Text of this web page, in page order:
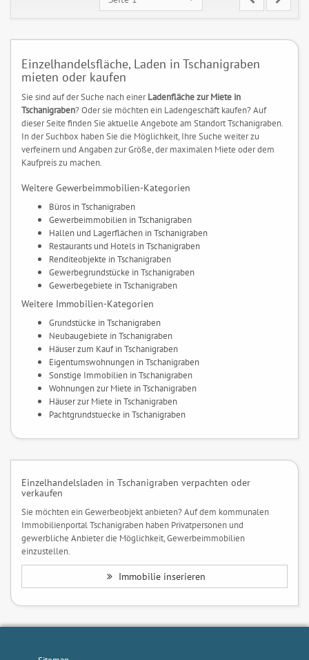
Einzelhandelsfläche, Laden in Tschanigraben
mieten oder kaufen
Sie sind auf der Suche nach einerLadenfläche zur Miete in
Tschanigraben? Oder sie möchten ein Ladengeschäft kaufen? Auf
dieser Seite finden Sie aktuelle Angebote am Standort Tschanigraben.
In der Suchbox haben Sie die Möglichkeit, Ihre Suche weiter zu
verfeinern und Angaben zur Größe, der maximalen Miete oder dem
Kaufpreis zu machen.
Weitere Gewerbeimmobilien-Kategorien
Büros in Tschanigraben
Gewerbeimmobilien in Tschanigraben
Hallen und Lagerflächen in Tschanigraben
Restaurants und Hotels in Tschanigraben
Renditeobjekte in Tschanigraben
Gewerbegrundstücke in Tschanigraben
Gewerbegebiete in Tschanigraben
Weitere Immobilien-Kategorien
Grundstücke in Tschanigraben
Neubaugebiete in Tschanigraben
Häuser zum Kauf in Tschanigraben
Eigentumswohnungen in Tschanigraben
Sonstige Immobilien in Tschanigraben
Wohnungen zur Miete in Tschanigraben
Häuser zur Miete in Tschanigraben
Pachtgrundstuecke in Tschanigraben
Einzelhandelsladen in Tschanigraben verpachten oder
verkaufen
Sie möchten ein Gewerbeobjekt anbieten? Auf dem kommunalen
Immobilienportal Tschanigraben haben Privatpersonen und
gewerbliche Anbieter die Möglichkeit, Gewerbeimmobilien
einzustellen.
Immobilie inserieren